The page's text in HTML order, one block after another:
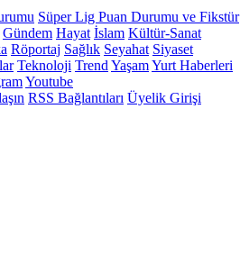
Süper Lig Puan Durumu ve Fikstür
Gündem Hayat İslam Kültür-Sanat
Röportaj Sağlık Seyahat Siyaset
Teknoloji Trend YaşamYurt Haberleri
Youtube
RSS Bağlantıları Üyelik Girişi